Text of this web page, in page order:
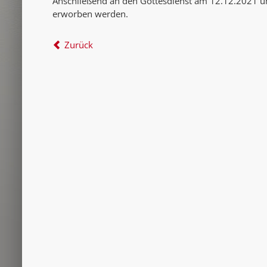
erworben werden.
Zurück